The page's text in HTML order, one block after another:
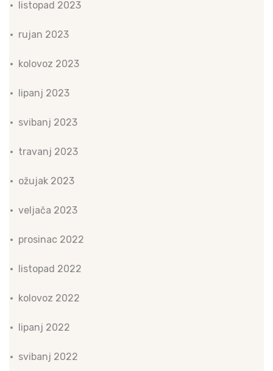
listopad 2023
rujan 2023
kolovoz 2023
lipanj 2023
svibanj 2023
travanj 2023
ožujak 2023
veljača 2023
prosinac 2022
listopad 2022
kolovoz 2022
lipanj 2022
svibanj 2022